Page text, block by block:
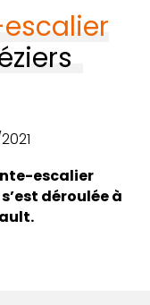
escalier
déroulée à